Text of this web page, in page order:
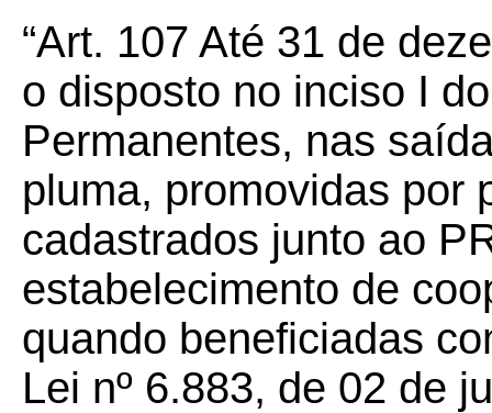
“Art. 107 Até 31 de
o disposto no inciso I
Permanentes, nas
pluma, promovidas por
cadastrados junto ao
estabelecimento de
quando beneficiadas
Lei nº 6.883, de 02 de